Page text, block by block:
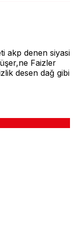
akp denen siyasi
Faizler
desen dağ gibi